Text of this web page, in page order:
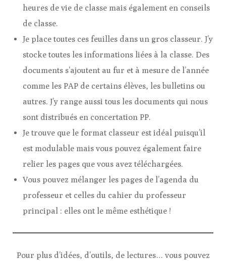
heures de vie de classe mais également en conseils
de classe.
Je place toutes ces feuilles dans un gros classeur. J’y
stocke toutes les informations liées à la classe. Des
documents s’ajoutent au fur et à mesure de l’année
comme les PAP de certains élèves, les bulletins ou
autres. J’y range aussi tous les documents qui nous
sont distribués en concertation PP.
Je trouve que le format classeur est idéal puisqu’il
est modulable mais vous pouvez également faire
relier les pages que vous avez téléchargées.
Vous pouvez mélanger les pages de l’agenda du
professeur et celles du cahier du professeur
principal : elles ont le même esthétique !
Pour plus d’idées, d’outils, de lectures… vous pouvez